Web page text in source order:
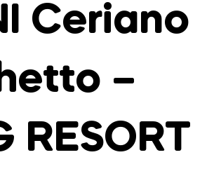
Ceriano
–
RESORT